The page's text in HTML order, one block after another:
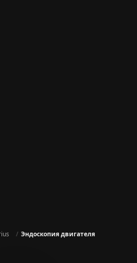
Эндоскопия двигателя